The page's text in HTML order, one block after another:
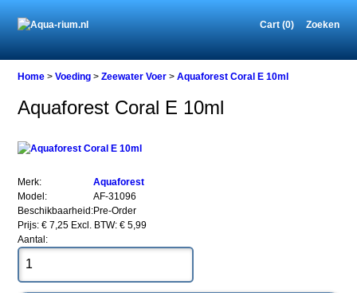
Cart (0) Zoeken
Home
Zeewater
Coral
E
10ml
Home >Voeding >Zeewater Voer >Aquaforest Coral E 10ml
Aquaforest Coral E 10ml
Merk:
Aquaforest
Model:
AF-31096
Beschikbaarheid:Pre-Order
Prijs: € 7,25 Excl. BTW: € 5,99
Aantal: